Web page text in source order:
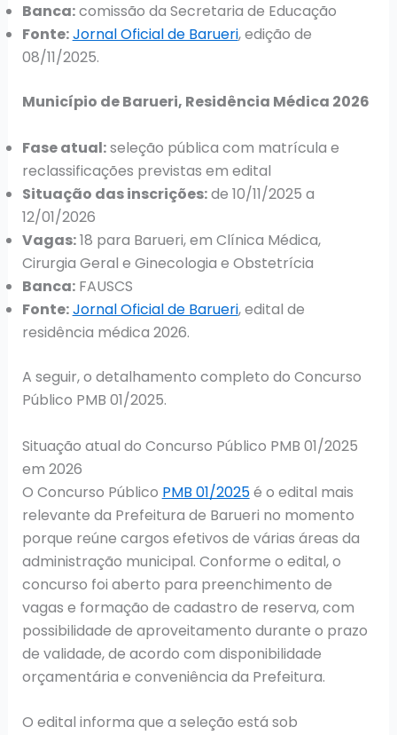
Banca:comissão da Secretaria de Educação
Fonte:Jornal Oficial de Barueri, edição de
08/11/2025.
Município de Barueri, Residência Médica 2026
Fase atual:seleção pública com matrícula e
reclassificações previstas em edital
Situação das inscrições:de 10/11/2025 a
12/01/2026
Vagas:18 para Barueri, em Clínica Médica,
Cirurgia Geral e Ginecologia e Obstetrícia
Banca:FAUSCS
Fonte:Jornal Oficial de Barueri, edital de
residência médica 2026.
A seguir, o detalhamento completo do Concurso
Público PMB 01/2025.
Situação atual do Concurso Público PMB 01/2025
em 2026
O Concurso Público PMB 01/2025é o edital mais
relevante da Prefeitura de Barueri no momento
porque reúne cargos efetivos de várias áreas da
administração municipal. Conforme o edital, o
concurso foi aberto para preenchimento de
vagas e formação de cadastro de reserva, com
possibilidade de aproveitamento durante o prazo
de validade, de acordo com disponibilidade
orçamentária e conveniência da Prefeitura.
O edital informa que a seleção está sob